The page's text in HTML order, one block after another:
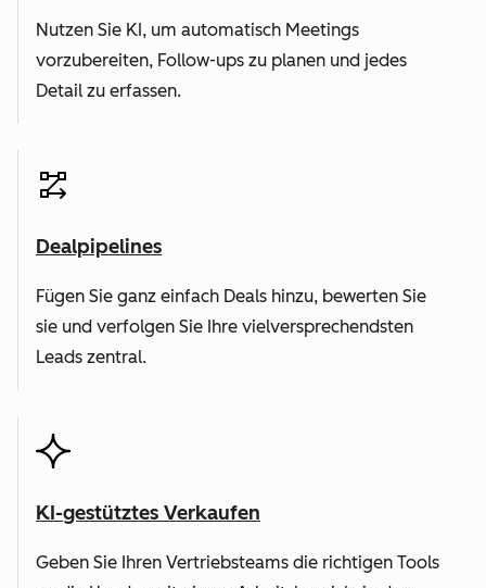
Nutzen Sie KI, um automatisch Meetings
vorzubereiten, Follow-ups zu planen und jedes
Detail zu erfassen.
Dealpipelines
Fügen Sie ganz einfach Deals hinzu, bewerten Sie
sie und verfolgen Sie Ihre vielversprechendsten
Leads zentral.
KI-gestütztes Verkaufen
Geben Sie Ihren Vertriebsteams die richtigen Tools